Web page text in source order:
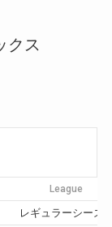
クス
League
レギュラーシーズ